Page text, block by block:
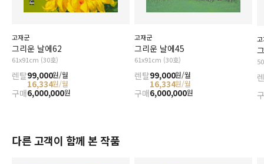
고재군
그리운 날에62
61x91cm (30호)
렌탈99,000원/월
16,334원/월
구매6,000,000원
고재군
그리운 날에45
61x91cm (30호)
렌탈99,000원/월
16,334원/월
구매6,000,000원
다른 고객이 함께 본 작품